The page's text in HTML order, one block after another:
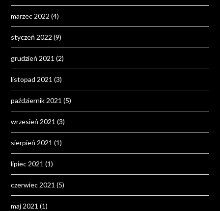
marzec 2022 (4)
styczeń 2022 (9)
grudzień 2021 (2)
listopad 2021 (3)
październik 2021 (5)
wrzesień 2021 (3)
sierpień 2021 (1)
lipiec 2021 (1)
czerwiec 2021 (5)
maj 2021 (1)